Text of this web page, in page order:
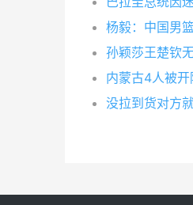
杨毅：中国男
孙颖莎王楚钦
内蒙古4人被
没拉到货对方